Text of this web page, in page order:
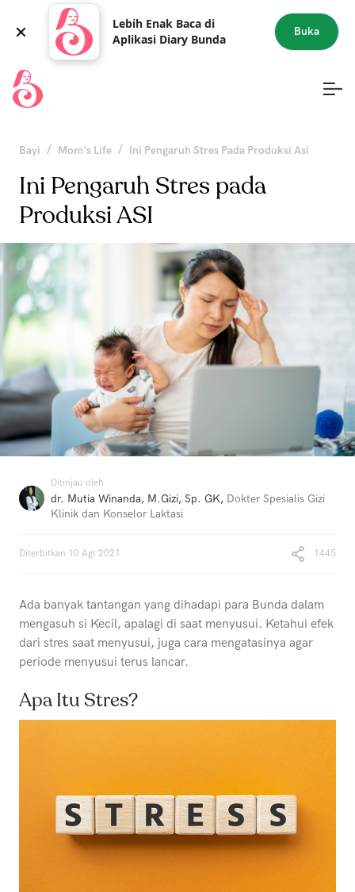
Lebih Enak Baca di
Aplikasi Diary Bunda
Buka
Bayi / Mom's Life / Ini Pengaruh Stres Pada Produksi Asi
Ini Pengaruh Stres pada
Produksi ASI
Ditinjau oleh
dr. Mutia Winanda, M.Gizi, Sp. GK, Dokter Spesialis Gizi
Klinik dan Konselor Laktasi
Diterbitkan 10 Agt 2021 1445
Ada banyak tantangan yang dihadapi para Bunda dalam
mengasuh si Kecil, apalagi di saat menyusui. Ketahui efek
dari stres saat menyusui, juga cara mengatasinya agar
periode menyusui terus lancar.
Apa Itu Stres?